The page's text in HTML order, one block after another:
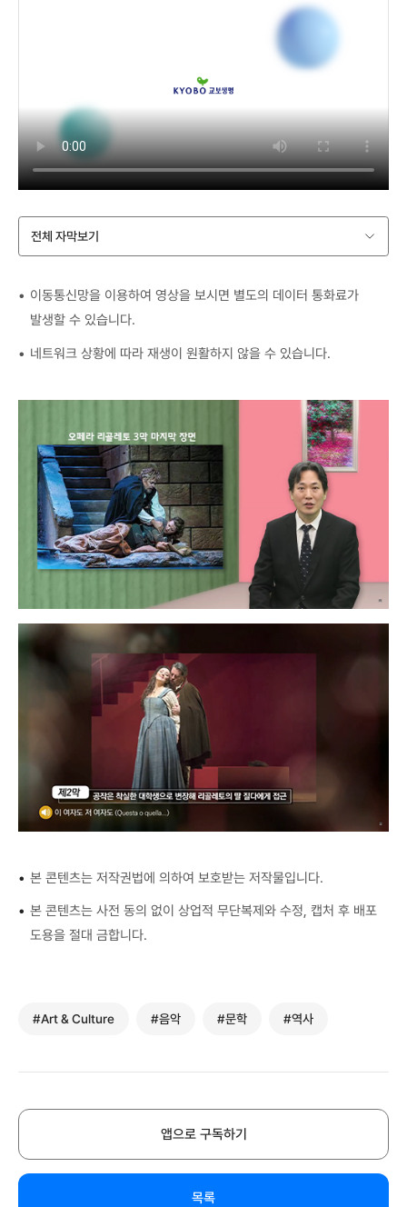
전체 자막보기
이동통신망을 이용하여 영상을 보시면 별도의 데이터 통화료가
발생할 수 있습니다.
네트워크 상황에 따라 재생이 원활하지 않을 수 있습니다.
• 본 콘텐츠는 저작권법에 의하여 보호받는 저작물입니다.
• 본 콘텐츠는 사전 동의 없이 상업적 무단복제와 수정, 캡처 후 배포
도용을 절대 금합니다.
#Art & Culture #음악 #문학 #역사
앱으로 구독하기
목록